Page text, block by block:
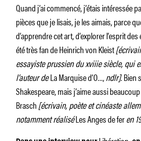
Quand j’ai commencé, j’étais intéressée
pièces que je lisais, je les aimais, parce
d’apprendre cet art, d’explorer l’esprit
été très fan de Heinrich von Kleist
essayiste prussien du xviiie siècle, qui
l’auteur deLa Marquise d’O…,ndlr]. Bien
Shakespeare, mais j’aime aussi
Brasch[écrivain, poète et cinéaste
notamment réaliséLes Anges de feren